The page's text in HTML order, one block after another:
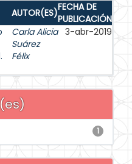
AUTOR(ES)FECHA DE
PUBLICACIÓN
Carla Alicia
Suárez
Félix
3-abr-2019
1